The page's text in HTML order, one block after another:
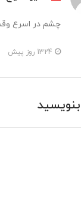
چشم در اسرع